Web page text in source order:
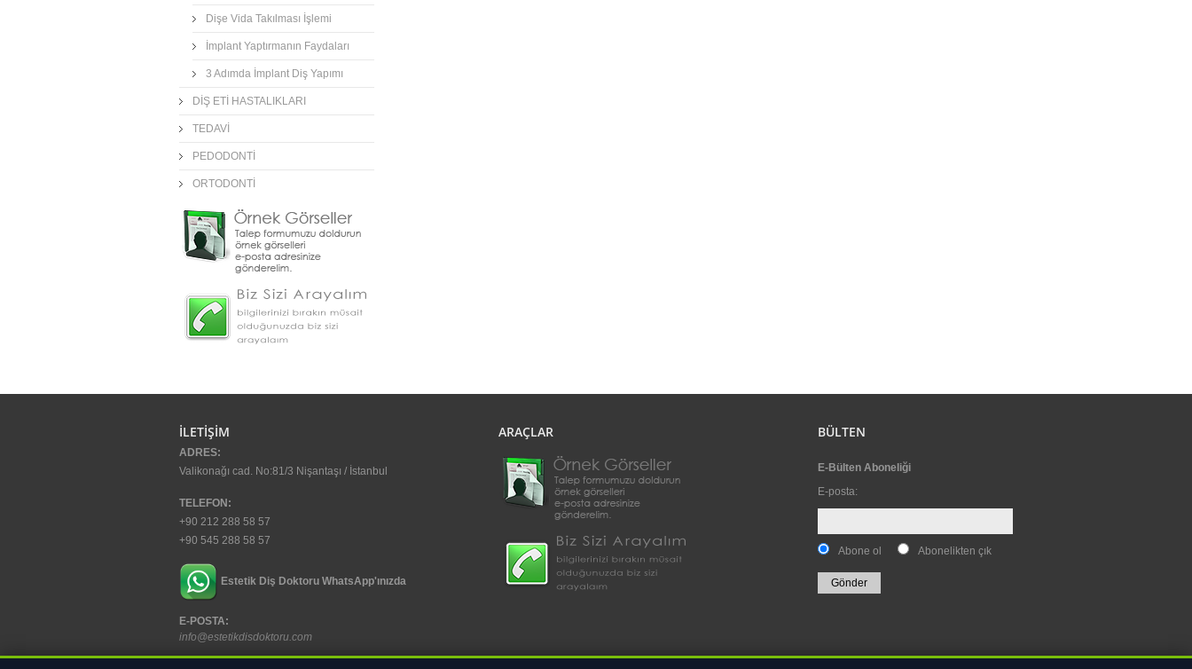
Dişe Vida Takılması İşlemi
İmplant Yaptırmanın Faydaları
3 Adımda İmplant Diş Yapımı
DİŞ ETİ HASTALIKLARI
TEDAVİ
PEDODONTİ
ORTODONTİ
İLETİŞİM
ADRES:
Valikonağı cad. No:81/3 Nişantaşı / İstanbul
TELEFON:
+90 212 288 58 57
+90 545 288 58 57
Estetik Diş Doktoru WhatsApp'ınızda
E-POSTA:
info@estetikdisdoktoru.com
ARAÇLAR BÜLTEN
E-Bülten Aboneliği
E-posta:
Abone ol Abonelikten çık